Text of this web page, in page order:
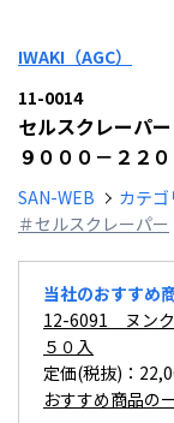
IWAKI（AGC）
11-0014
セルスクレーパ
９０００－２２０
SAN-WEB カテ
＃セルスクレーパー
当社のおすすめ
12-6091 ヌン
５０入
定価(税抜)：
おすすめ商品の